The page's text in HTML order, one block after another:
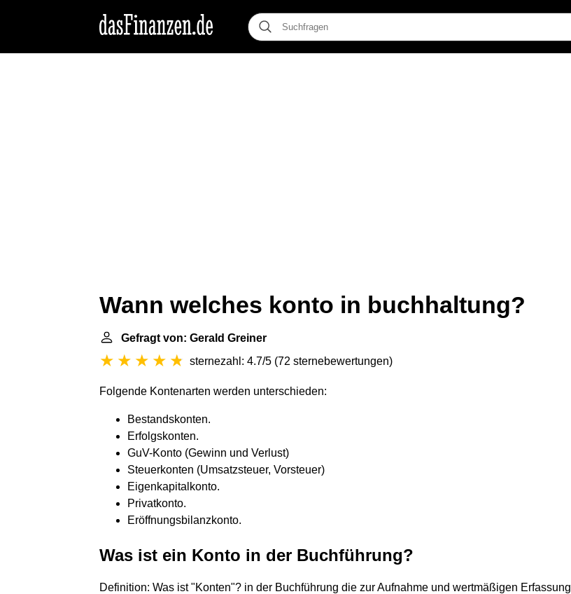
Wann welches konto in buchhaltung?
Gefragt von: Gerald Greiner
sternezahl: 4.7/5 (72 sternebewertungen)
Folgende Kontenarten werden unterschieden:
Bestandskonten.
Erfolgskonten.
GuV-Konto (Gewinn und Verlust)
Steuerkonten (Umsatzsteuer, Vorsteuer)
Eigenkapitalkonto.
Privatkonto.
Eröffnungsbilanzkonto.
Was ist ein Konto in der Buchführung?
Definition: Was ist "Konten"? in der Buchführung die zur Aufnahme und wertmäßigen Erfassung